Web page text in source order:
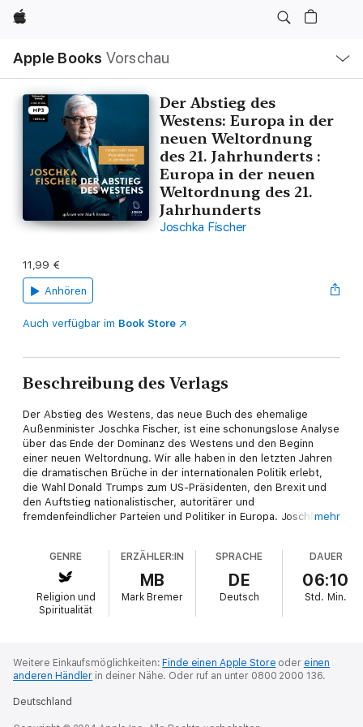
Apple
Apple Books Vorschau
Navigation
Menü
öffnen
Der Abstieg des
Westens: Europa in der
neuen Weltordnung
des 21. Jahrhunderts :
Europa in der neuen
Weltordnung des 21.
Jahrhunderts
Joschka Fischer
11,99 €
Anhören
Auch verfügbar im Book Store
Beschreibung des Verlags
Der Abstieg des Westens, das neue Buch des ehemalige
Außenminister Joschka Fischer, ist eine schonungslose Analyse
über das Ende der Dominanz des Westens und den Beginn
einer neuen Weltordnung. Wir alle haben in den letzten Jahren
die dramatischen Brüche in der internationalen Politik erlebt,
die Wahl Donald Trumps zum US-Präsidenten, den Brexit und
den Auftstieg nationalistischer, autoritärer und
fremdenfeindlicher Parteien und Politiker in Europa. Joschka
des Westens, den unaufhaltsamen Aufstieg Chinas zur neuen
Weltmacht und die dramatischen Erschütterungen, in denen
sich die neue Epoche der Weltgeschichte Bahn bricht. Dabei
blickt Joschka Fischer auf die gefährlichen Prozesse der
Selbstdemontage, die die westliche Welt durchlebt, und die
mehr
GENRE
Religion und
Spiritualität
ERZÄHLER:IN
MB
Mark Bremer
SPRACHE
DE
Deutsch
DAUER
06:10
Std. Min.
Weitere Einkaufsmöglichkeiten: Finde einen Apple Store oder einen
anderen Händler in deiner Nähe. Oder ruf an unter 0800 2000 136.
Deutschland